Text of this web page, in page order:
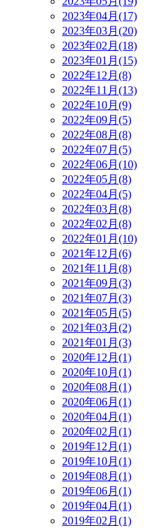
2023年04月(17)
2023年03月(20)
2023年02月(18)
2023年01月(15)
2022年12月(8)
2022年11月(13)
2022年10月(9)
2022年09月(5)
2022年08月(8)
2022年07月(5)
2022年06月(10)
2022年05月(8)
2022年04月(5)
2022年03月(8)
2022年02月(8)
2022年01月(10)
2021年12月(6)
2021年11月(8)
2021年09月(3)
2021年07月(3)
2021年05月(5)
2021年03月(2)
2021年01月(3)
2020年12月(1)
2020年10月(1)
2020年08月(1)
2020年06月(1)
2020年04月(1)
2020年02月(1)
2019年12月(1)
2019年10月(1)
2019年08月(1)
2019年06月(1)
2019年04月(1)
2019年02月(1)